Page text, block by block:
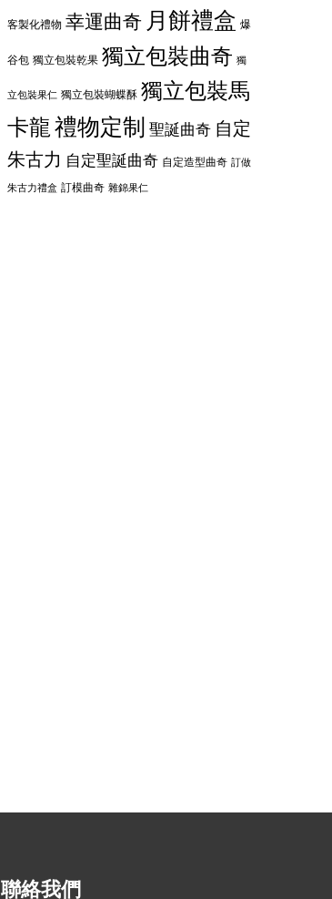
客製化禮物 幸運曲奇 月餅禮盒 爆
谷包 獨立包裝乾果 獨立包裝曲奇 獨
立包裝果仁 獨立包裝蝴蝶酥 獨立包裝馬
卡龍禮物定制 聖誕曲奇 自定
朱古力 自定聖誕曲奇 自定造型曲奇 訂做
朱古力禮盒 訂模曲奇 雜錦果仁
聯絡我們